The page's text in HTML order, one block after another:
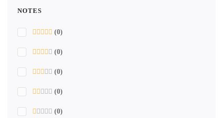
NOTES
(0)
(0)
(0)
(0)
(0)